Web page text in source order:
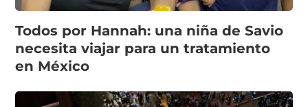
Todos por Hannah: una niña de Savio
necesita viajar para un tratamiento
en México